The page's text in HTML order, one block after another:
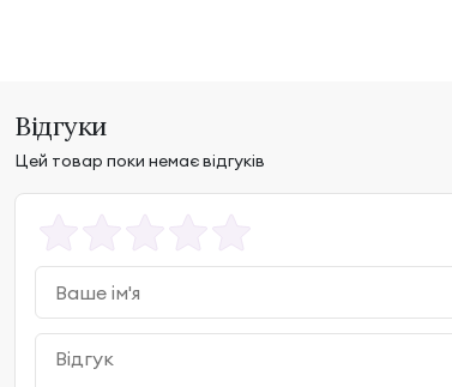
Відгуки
Цей товар поки немає відгуків